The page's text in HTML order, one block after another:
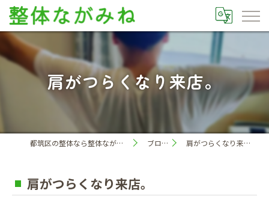
肩がつらくなり来店。
都筑区の整体なら整体ながみね ブログ 肩がつらくなり来店。
肩がつらくなり来店。